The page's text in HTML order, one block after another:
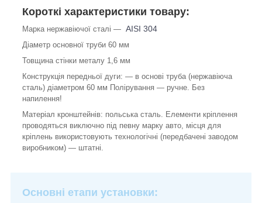
Короткі характеристики товару:
Марка нержавіючої сталі ― AISI 304
Діаметр основної труби 60 мм
Товщина стінки металу 1,6 мм
Конструкція передньої дуги: ― в основі труба (нержавіюча
сталь) діаметром 60 мм Полірування ― ручне. Без
напилення!
Матеріал кронштейнів: польська сталь. Елементи кріплення
проводяться виключно під певну марку авто, місця для
кріплень використовують технологічні (передбачені заводом
виробником) ― штатні.
Основні етапи установки: